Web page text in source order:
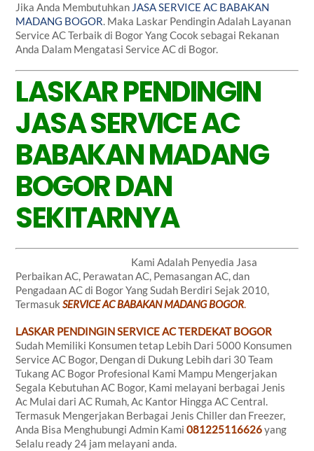
Jika Anda Membutuhkan JASA SERVICE AC BABAKAN
MADANG BOGOR. Maka Laskar Pendingin Adalah Layanan
Service AC Terbaik di Bogor Yang Cocok sebagai Rekanan
Anda Dalam Mengatasi Service AC di Bogor.
LASKAR PENDINGIN
JASA SERVICE AC
BABAKAN MADANG
BOGOR DAN
SEKITARNYA
Kami Adalah Penyedia Jasa
Perbaikan AC, Perawatan AC, Pemasangan AC, dan
Pengadaan AC di Bogor Yang Sudah Berdiri Sejak 2010,
TermasukSERVICE AC BABAKAN MADANG BOGOR.
LASKAR PENDINGIN SERVICE AC TERDEKAT BOGOR
Sudah Memiliki Konsumen tetap Lebih Dari 5000 Konsumen
Service AC Bogor, Dengan di Dukung Lebih dari 30 Team
Tukang AC Bogor Profesional Kami Mampu Mengerjakan
Segala Kebutuhan AC Bogor, Kami melayani berbagai Jenis
Ac Mulai dari AC Rumah, Ac Kantor Hingga AC Central.
Termasuk Mengerjakan Berbagai Jenis Chiller dan Freezer,
Anda Bisa Menghubungi Admin Kami081225116626yang
Selalu ready 24 jam melayani anda.